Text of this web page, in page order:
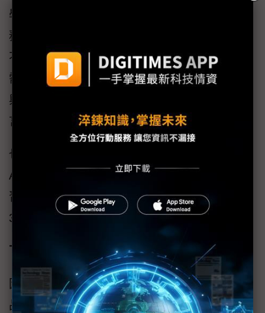
學，更可以提供因特定需求的短期語言學習服
務。例如AmazingTalker學習人口中就可以發現
不少原本已經具備不錯的外語能力者，是因為
需要臨時性的語文演講、創業募資Pitch或是參
與國際會議等需求，因而上線找老師進行在語
言表達上的短期授課、調整與指導。
也因為適時、適性的客製化學習環境與特性，
AmazingTalker學生超過55%會再次購買語文學
習課程，每一位學生的平均課程重購次數也達
3.1次。
下一階段將跨入馬來西亞與日本
因為AmazingTalker已經證實團隊以及服務、產
品的價值，所以，AmazingTalker在2016年11月